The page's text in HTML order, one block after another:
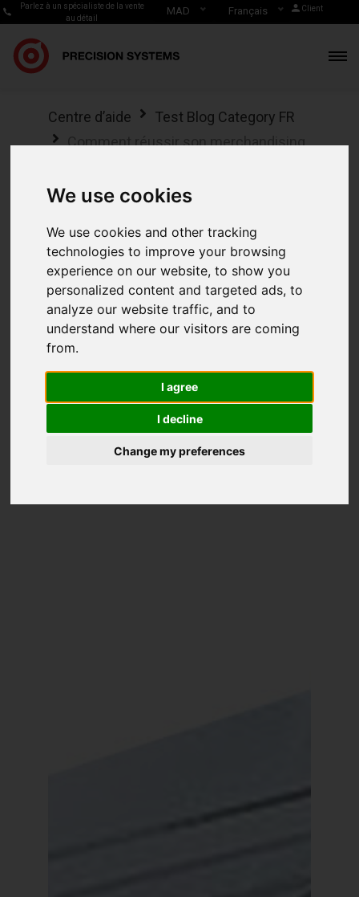
We use cookies
We use cookies and other tracking
technologies to improve your browsing
experience on our website, to show you
personalized content and targeted ads, to
analyze our website traffic, and to
understand where our visitors are coming
from.
I agree
I decline
Change my preferences
Parlez à un spécialiste de la vente
au détail
MAD Français Client
Centre d’aide
Test Blog Category FR
Comment réussir son merchandising
Comment réussir
son merchandising